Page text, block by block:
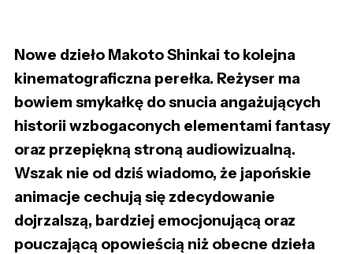
Nowe dzieło Makoto Shinkai to kolejna
kinematograficzna perełka. Reżyser ma
bowiem smykałkę do snucia angażujących
historii wzbogaconych elementami fantasy
oraz przepiękną stroną audiowizualną.
Wszak nie od dziś wiadomo, że japońskie
animacje cechują się zdecydowanie
dojrzalszą, bardziej emocjonującą oraz
pouczającą opowieścią niż obecne dzieła